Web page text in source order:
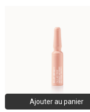
Ajouter au panier